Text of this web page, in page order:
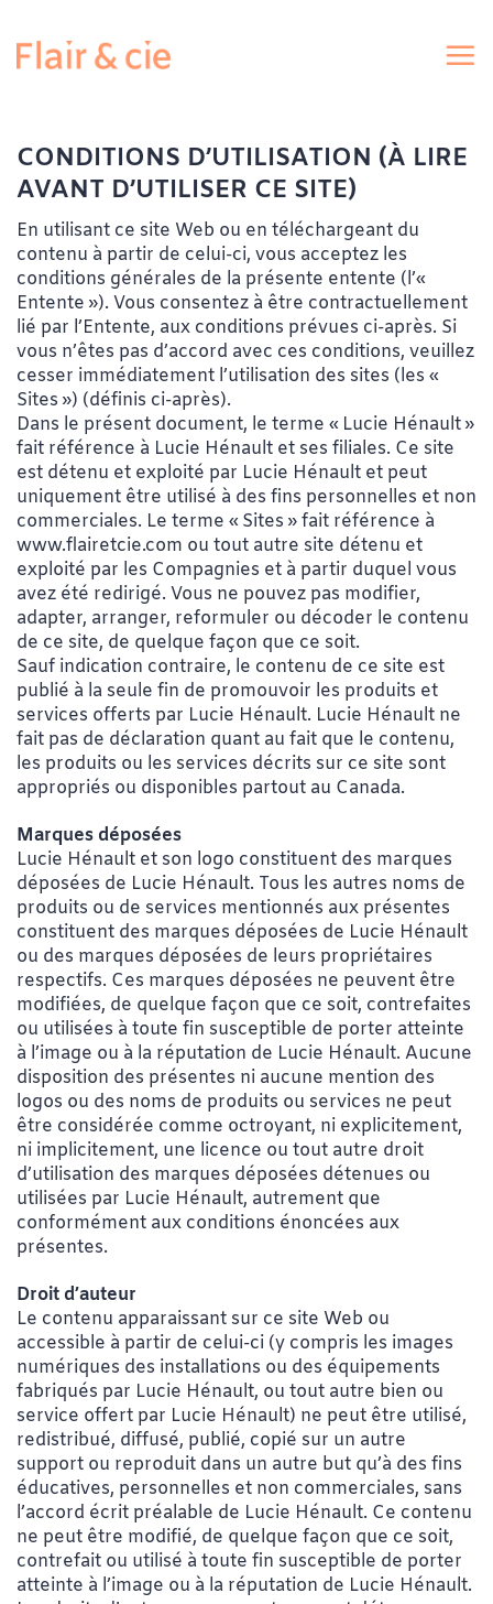
contenu
CONDITIONS D’UTILISATION (À LIRE
AVANT D’UTILISER CE SITE)
En utilisant ce site Web ou en téléchargeant du
contenu à partir de celui-ci, vous acceptez les
conditions générales de la présente entente (l’«
Entente »). Vous consentez à être contractuellement
lié par l’Entente, aux conditions prévues ci-après. Si
vous n’êtes pas d’accord avec ces conditions, veuillez
cesser immédiatement l’utilisation des sites (les «
Sites ») (définis ci-après).
Dans le présent document, le terme « Lucie Hénault »
fait référence à Lucie Hénault et ses filiales. Ce site
est détenu et exploité par Lucie Hénault et peut
uniquement être utilisé à des fins personnelles et non
commerciales. Le terme « Sites » fait référence à
www.flairetcie.com ou tout autre site détenu et
exploité par les Compagnies et à partir duquel vous
avez été redirigé. Vous ne pouvez pas modifier,
adapter, arranger, reformuler ou décoder le contenu
de ce site, de quelque façon que ce soit.
Sauf indication contraire, le contenu de ce site est
publié à la seule fin de promouvoir les produits et
services offerts par Lucie Hénault. Lucie Hénault ne
fait pas de déclaration quant au fait que le contenu,
les produits ou les services décrits sur ce site sont
appropriés ou disponibles partout au Canada.
Marques déposées
Lucie Hénault et son logo constituent des marques
déposées de Lucie Hénault. Tous les autres noms de
produits ou de services mentionnés aux présentes
constituent des marques déposées de Lucie Hénault
ou des marques déposées de leurs propriétaires
respectifs. Ces marques déposées ne peuvent être
modifiées, de quelque façon que ce soit, contrefaites
ou utilisées à toute fin susceptible de porter atteinte
à l’image ou à la réputation de Lucie Hénault. Aucune
disposition des présentes ni aucune mention des
logos ou des noms de produits ou services ne peut
être considérée comme octroyant, ni explicitement,
ni implicitement, une licence ou tout autre droit
d’utilisation des marques déposées détenues ou
utilisées par Lucie Hénault, autrement que
conformément aux conditions énoncées aux
présentes.
Droit d’auteur
Le contenu apparaissant sur ce site Web ou
accessible à partir de celui-ci (y compris les images
numériques des installations ou des équipements
fabriqués par Lucie Hénault, ou tout autre bien ou
service offert par Lucie Hénault) ne peut être utilisé,
redistribué, diffusé, publié, copié sur un autre
support ou reproduit dans un autre but qu’à des fins
éducatives, personnelles et non commerciales, sans
l’accord écrit préalable de Lucie Hénault. Ce contenu
ne peut être modifié, de quelque façon que ce soit,
contrefait ou utilisé à toute fin susceptible de porter
atteinte à l’image ou à la réputation de Lucie Hénault.